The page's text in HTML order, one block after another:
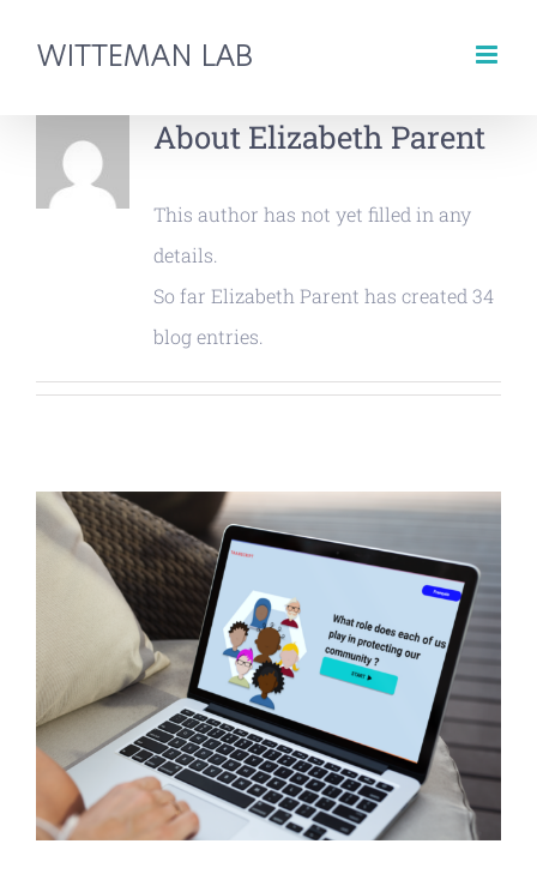
About Elizabeth Parent
This author has not yet filled in any
details.
So far Elizabeth Parent has created 34
blog entries.